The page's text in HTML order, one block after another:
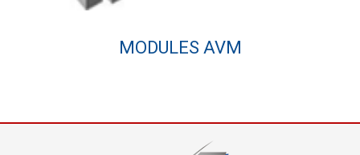
MODULES AVM